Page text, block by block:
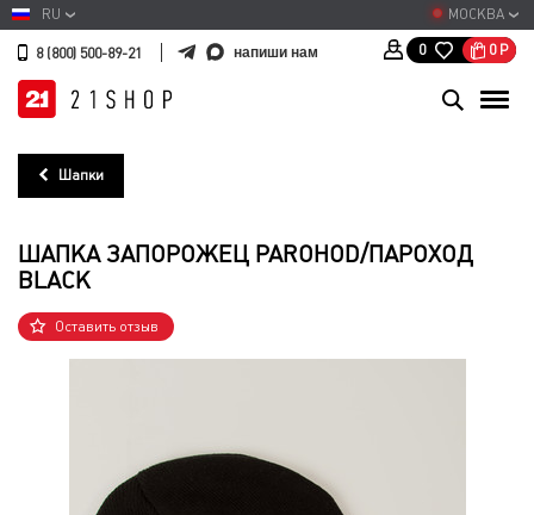
МОСКВА
RU
8 (800) 500-89-21 напиши нам 0 0 Р
Шапки
ШАПКА ЗАПОРОЖЕЦ PAROHOD/ПАРОХОД
BLACK
Оставить отзыв